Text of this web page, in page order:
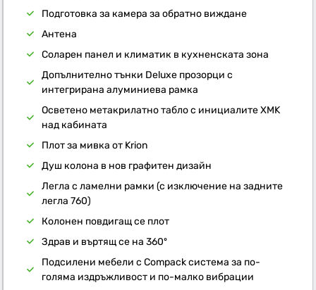
Подготовка за камера за обратно виждане
Антена
Соларен панел и климатик в кухненската зона
Допълнително тънки Deluxe прозорци с
интегрирана алуминиева рамка
Осветено метакрилатно табло с инициалите XMK
над кабината
Плот за мивка от Krion
Душ колона в нов графитен дизайн
Легла с ламелни рамки (с изключение на задните
легла 760)
Колонен повдигащ се плот
Здрав и въртящ се на 360º
Подсилени мебели с Compack система за по-
голяма издръжливост и по-малко вибрации